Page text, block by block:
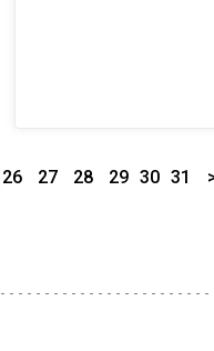
26 27 28 29 30 31